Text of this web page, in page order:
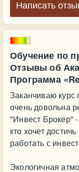
Обучение по
Отзывы об
Программа
Заканчиваю
очень довольна
"Инвест Брокер"
кто хочет
работать с
Экологичная
Написать